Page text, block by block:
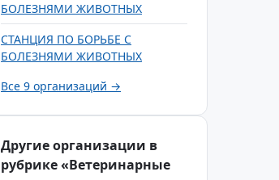
БОЛЕЗНЯМИ ЖИВОТНЫХ
СТАНЦИЯ ПО БОРЬБЕ С
БОЛЕЗНЯМИ ЖИВОТНЫХ
Все 9 организаций →
Другие организации в
рубрике «Ветеринарные